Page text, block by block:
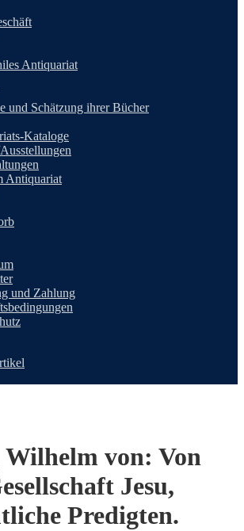
Antiquariat
und Schätzung ihrer Bücher
Kataloge
Antiquariat
und Zahlung
Wilhelm von: Von
Jesu,
Predigten.